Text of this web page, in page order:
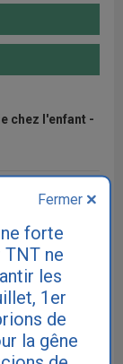
chez l'enfant -
boit du wisky le
forte
ne
les
1er
de
la gêne
Fermer